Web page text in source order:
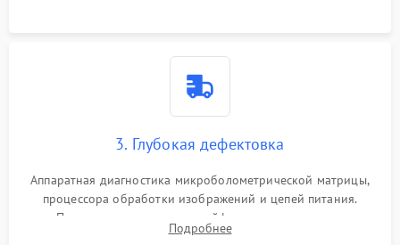
3. Глубокая дефектовка
Аппаратная диагностика микроболометрической матрицы,
процессора обработки изображений и цепей питания.
Проверка целостности шлейфов, модуля памяти и
интерфейсов связи. Выявление сгоревших SMD-компонентов
Подробнее